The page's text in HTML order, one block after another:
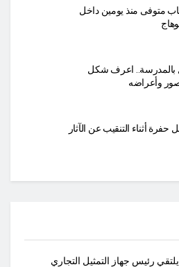
متوفى منذ يومين داخل
6 أطفال بالمدرسة.. اعرف شكل
وأعراضه
أثناء التنقيب عن الآثار
رئيس جهاز التمثيل التجاري